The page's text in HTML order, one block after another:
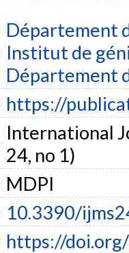
Département
Institut de
Département
https://
International
24, no 1)
MDPI
10.3390/
https://